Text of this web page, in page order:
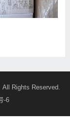
Rights Reserved.
-6